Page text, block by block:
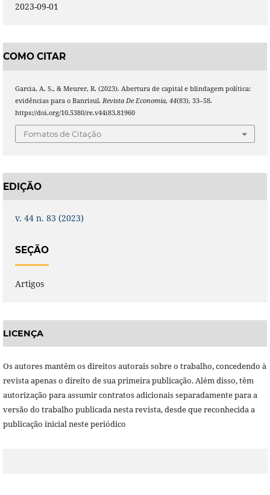
2023-09-01
COMO CITAR
Garcia, A. S., & Meurer, R. (2023). Abertura de capital e blindagem política:
evidências para o Banrisul. Revista De Economia, 44(83), 33–58.
https://doi.org/10.5380/re.v44i83.81960
Fomatos de Citação
EDIÇÃO
v. 44 n. 83 (2023)
SEÇÃO
Artigos
LICENÇA
Os autores mantêm os direitos autorais sobre o trabalho, concedendo à
revista apenas o direito de sua primeira publicação. Além disso, têm
autorização para assumir contratos adicionais separadamente para a
versão do trabalho publicada nesta revista, desde que reconhecida a
publicação inicial neste periódico